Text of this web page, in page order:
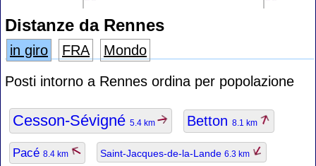
Distanze da Rennes
in giro FRA
Mondo
Posti intorno a Rennes ordina per popolazione
Cesson-Sévigné 5.4 km Betton 8.1 km
Pacé 8.4 km Saint-Jacques-de-la-Lande 6.3 km